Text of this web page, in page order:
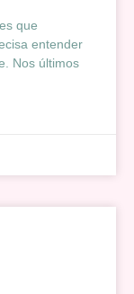
que
entender
Nos últimos